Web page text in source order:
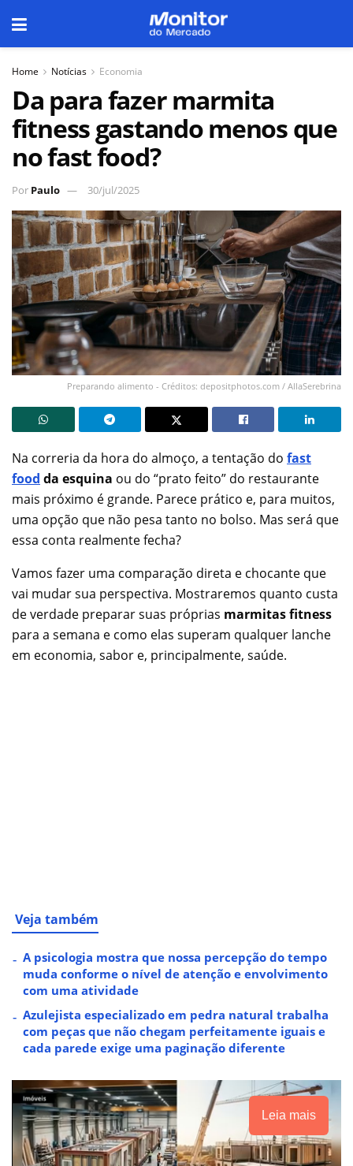
Home Notícias Economia
Da para fazer marmita
fitness gastando menos que
no fast food?
Por Paulo 30/jul/2025
Preparando alimento - Créditos: depositphotos.com / AllaSerebrina
Na correria da hora do almoço, a tentação do fast
food da esquina ou do “prato feito” do restaurante
mais próximo é grande. Parece prático e, para muitos,
uma opção que não pesa tanto no bolso. Mas será que
essa conta realmente fecha?
Vamos fazer uma comparação direta e chocante que
vai mudar sua perspectiva. Mostraremos quanto custa
de verdade preparar suas próprias marmitas fitness
para a semana e como elas superam qualquer lanche
em economia, sabor e, principalmente, saúde.
Veja também
A psicologia mostra que nossa percepção do tempo
muda conforme o nível de atenção e envolvimento
com uma atividade
Azulejista especializado em pedra natural trabalha
com peças que não chegam perfeitamente iguais e
cada parede exige uma paginação diferente
Leia mais